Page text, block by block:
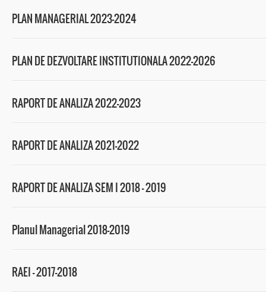
PLAN MANAGERIAL 2023-2024
PLAN DE DEZVOLTARE INSTITUTIONALA 2022-2026
RAPORT DE ANALIZA 2022-2023
RAPORT DE ANALIZA 2021-2022
RAPORT DE ANALIZA SEM I 2018 – 2019
Planul Managerial 2018-2019
RAEI – 2017-2018